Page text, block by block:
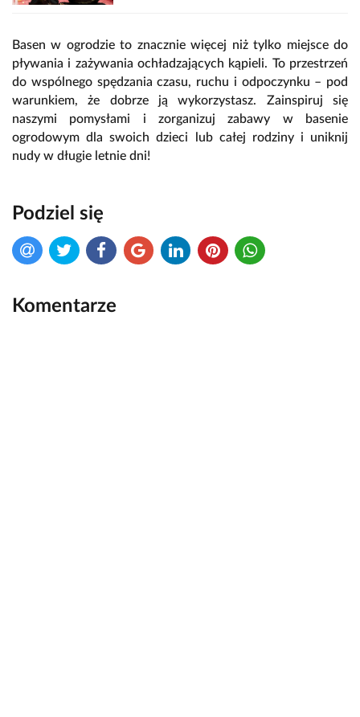
Basen w ogrodzie to znacznie więcej niż tylko miejsce do
pływania i zażywania ochładzających kąpieli. To przestrzeń
do wspólnego spędzania czasu, ruchu i odpoczynku – pod
warunkiem, że dobrze ją wykorzystasz. Zainspiruj się
naszymi pomysłami i zorganizuj zabawy w basenie
ogrodowym dla swoich dzieci lub całej rodziny i uniknij
nudy w długie letnie dni!
Podziel się
Komentarze